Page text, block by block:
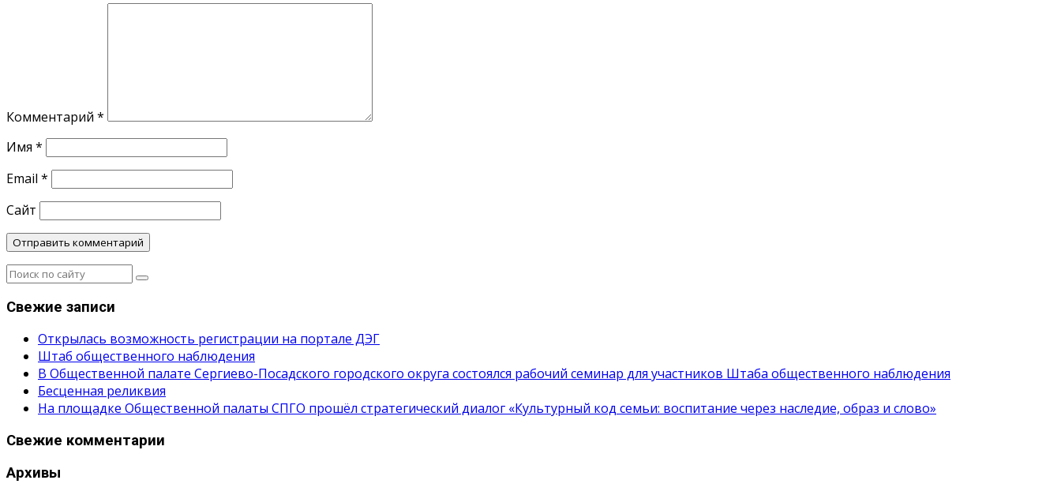
Комментарий *
Имя *
Email *
Сайт
Свежие записи
Открылась возможность регистрации на портале ДЭГ
Штаб общественного наблюдения
В Общественной палате Сергиево-Посадского городского округа состоялся рабочий семинар для участников Штаба общественного наблюдения
Бесценная реликвия
На площадке Общественной палаты СПГО прошёл стратегический диалог «Культурный код семьи: воспитание через наследие, образ и слово»
Свежие комментарии
Архивы